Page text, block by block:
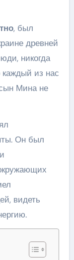
, был
древней
никогда
из нас
Мина не
Он был
видеть